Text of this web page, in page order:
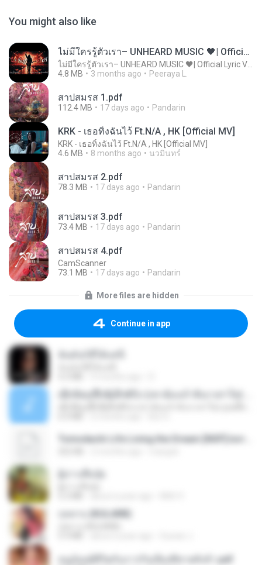
You might also like
ไม่มีใครรู้ตัวเรา– UNHEARD MUSIC 🖤| Official Lyric Video | เพลงสู้ชีวิต
4.8 MB
3 months ago Peeraya L.
สาปสมรส 1.pdf
112.4 MB 17 days ago Pandarin
KRK - เธอทิ้งฉันไว้ Ft.N/A , HK [Official MV]
KRK - เธอทิ้งฉันไว้ Ft.N/A , HK [Official MV]
4.6 MB
8 months ago นวมินทร์
สาปสมรส 2.pdf
78.3 MB 17 days ago Pandarin
สาปสมรส 3.pdf
73.4 MB 17 days ago Pandarin
สาปสมรส 4.pdf
CamScanner
73.1 MB
17 days ago Pandarin
More files are hidden
Continue in app
กุหลาบ (KULARB)
หนูน้อยสู้ชีวิตกับภารกิจเลี้ยงพี่ชายทั้งห้า.pdf